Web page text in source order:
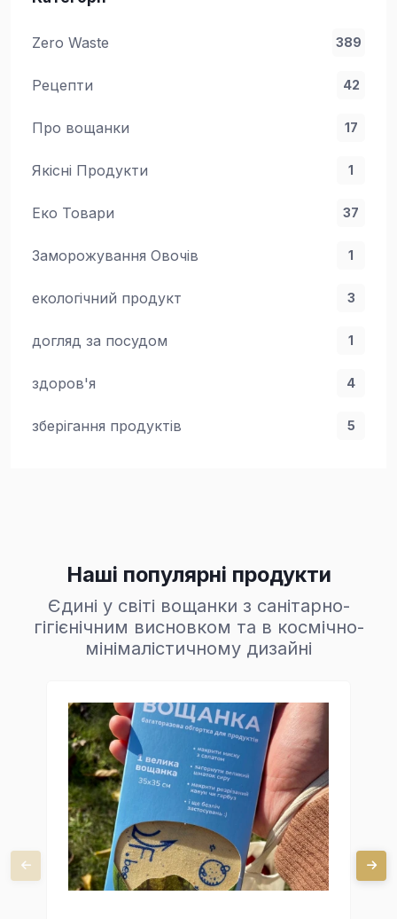
Zero Waste 389
Рецепти 42
Про вощанки 17
Якісні Продукти 1
Еко Товари 37
Заморожування Овочів 1
екологічний продукт 3
догляд за посудом 1
здоров'я 4
зберігання продуктів 5
Наші популярні продукти
Єдині у світі вощанки з санітарно-
гігієнічним висновком та в космічно-
мінімалістичному дизайні